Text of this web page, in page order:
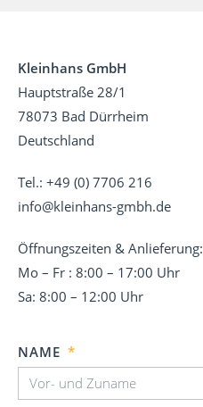
Kleinhans GmbH
Hauptstraße 28/1
78073 Bad Dürrheim
Deutschland
Tel.: +49 (0) 7706 216
info@kleinhans-gmbh.de
Öffnungszeiten & Anlieferung:
Mo – Fr : 8:00 – 17:00 Uhr
Sa: 8:00 – 12:00 Uhr
NAME